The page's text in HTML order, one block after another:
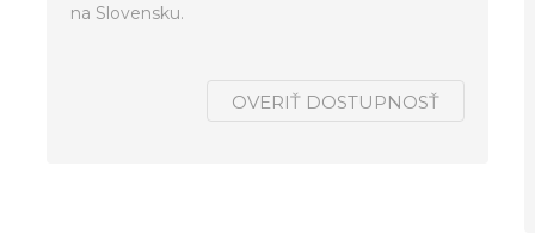
na Slovensku.
OVERIŤ DOSTUPNOSŤ